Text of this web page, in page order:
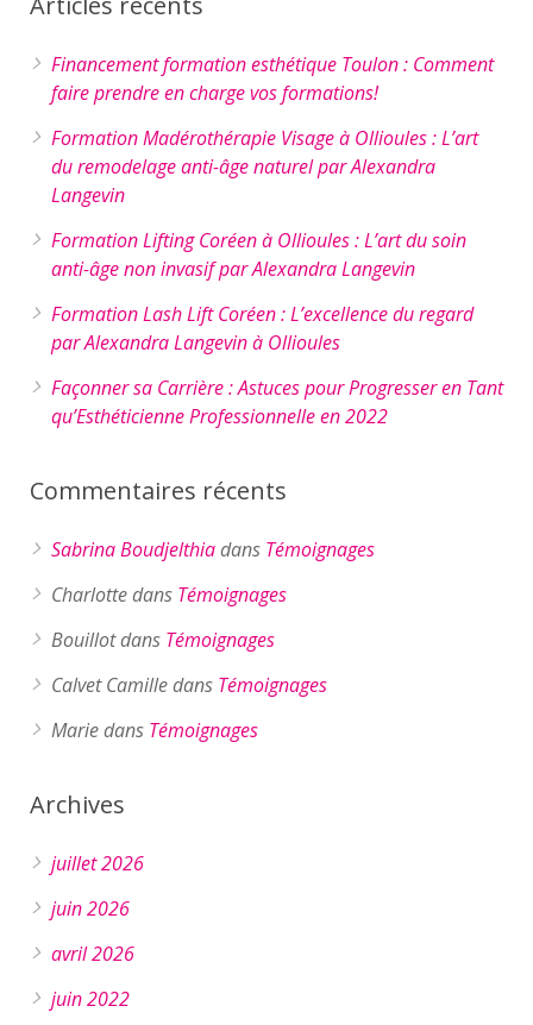
Financement formation esthétique Toulon : Comment
faire prendre en charge vos formations!
Formation Madérothérapie Visage à Ollioules : L’art
du remodelage anti-âge naturel par Alexandra
Langevin
Formation Lifting Coréen à Ollioules : L’art du soin
anti-âge non invasif par Alexandra Langevin
Formation Lash Lift Coréen : L’excellence du regard
par Alexandra Langevin à Ollioules
Façonner sa Carrière : Astuces pour Progresser en Tant
qu’Esthéticienne Professionnelle en 2022
Commentaires récents
Sabrina Boudjelthiadans Témoignages
Charlottedans Témoignages
Bouillotdans Témoignages
Calvet Camilledans Témoignages
Mariedans Témoignages
Archives
juillet 2026
juin 2026
avril 2026
juin 2022